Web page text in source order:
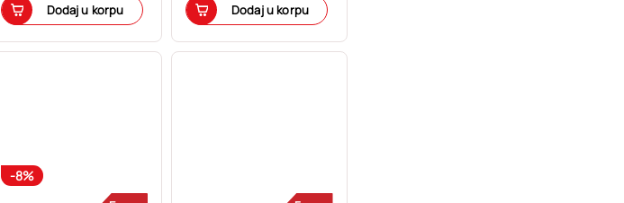
Dodaj u korpu
Dodaj u korpu
-8%